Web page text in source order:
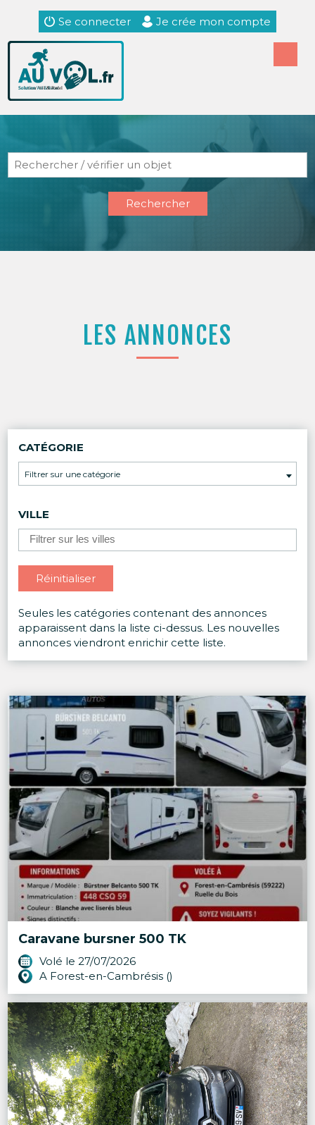
Se connecter Je crée mon compte
Rechercher
LES ANNONCES
CATÉGORIE
Filtrer sur une catégorie
VILLE
Réinitialiser
Seules les catégories contenant des annonces
apparaissent dans la liste ci-dessus. Les nouvelles
annonces viendront enrichir cette liste.
Caravane bursner 500 TK
Volé le 27/07/2026
A Forest-en-Cambrésis ()